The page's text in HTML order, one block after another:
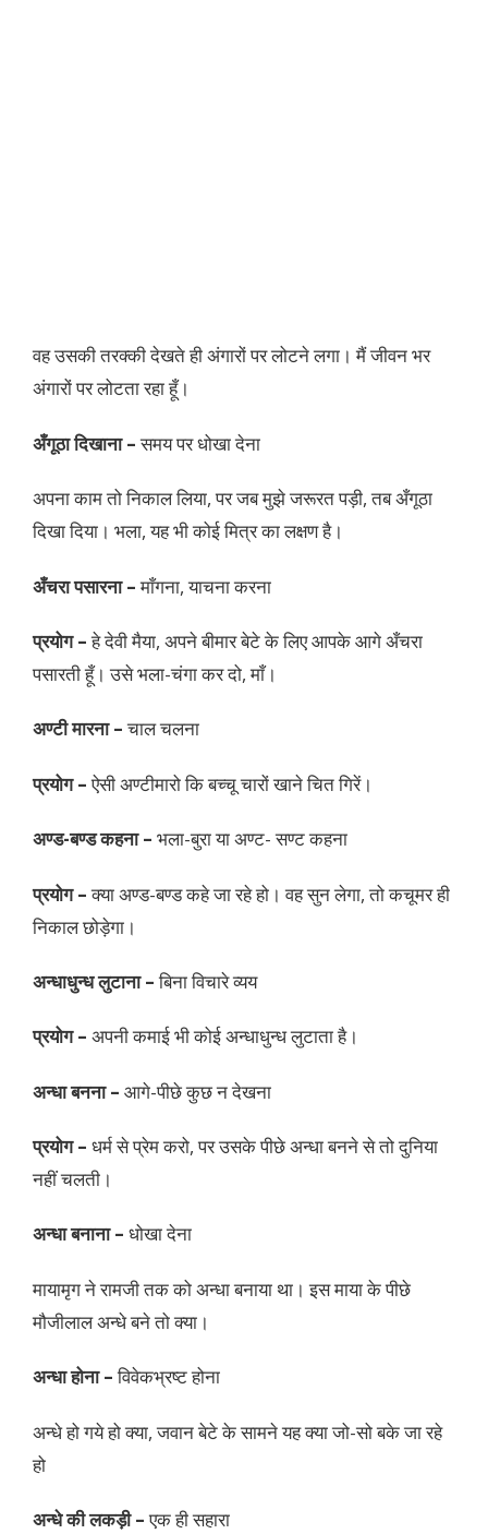
वह उसकी तरक्की देखते ही अंगारों पर लोटने लगा। मैं जीवन भर
अंगारों पर लोटता रहा हूँ।
अँगूठा दिखाना –समय पर धोखा देना
अपना काम तो निकाल लिया, पर जब मुझे जरूरत पड़ी, तब अँगूठा
दिखा दिया। भला, यह भी कोई मित्र का लक्षण है।
अँचरा पसारना –माँगना, याचना करना
प्रयोग –हे देवी मैया, अपने बीमार बेटे के लिए आपके आगे अँचरा
पसारती हूँ। उसे भला-चंगा कर दो, माँ।
अण्टी मारना –चाल चलना
प्रयोग –ऐसी अण्टीमारो कि बच्चू चारों खाने चित गिरें।
अण्ड-बण्ड कहना – भला-बुरा या अण्ट- सण्ट कहना
प्रयोग –क्या अण्ड-बण्ड कहे जा रहे हो। वह सुन लेगा, तो कचूमर ही
निकाल छोड़ेगा।
अन्धाधुन्ध लुटाना –बिना विचारे व्यय
प्रयोग – अपनी कमाई भी कोई अन्धाधुन्ध लुटाता है।
अन्धा बनना – आगे-पीछे कुछ न देखना
प्रयोग – धर्म से प्रेम करो, पर उसके पीछे अन्धा बनने से तो दुनिया
नहीं चलती।
अन्धा बनाना – धोखा देना
मायामृग ने रामजी तक को अन्धा बनाया था। इस माया के पीछे
मौजीलाल अन्धे बने तो क्या।
अन्धा होना –विवेकभ्रष्ट होना
अन्धे हो गये हो क्या, जवान बेटे के सामने यह क्या जो-सो बके जा रहे
हो
अन्धे की लकड़ी –एक ही सहारा